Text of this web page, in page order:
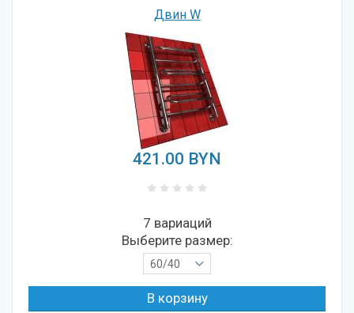
Двин W
421.00 BYN
7 вариаций
Выберите размер:
60/40